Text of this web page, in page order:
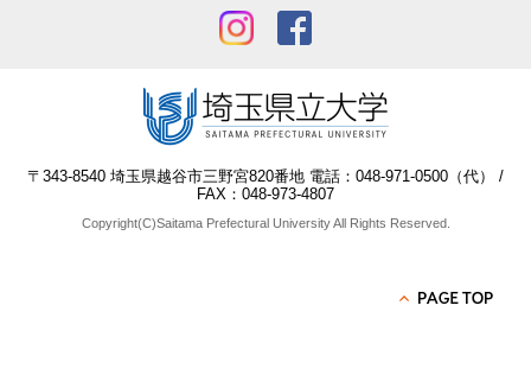
〒343-8540 埼玉県越谷市三野宮820番地 電話：048-971-0500（代） /
FAX：048-973-4807
Copyright(C)Saitama Prefectural University All Rights Reserved.